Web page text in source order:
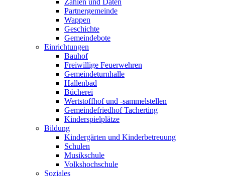
Zahlen und Daten
Partnergemeinde
Wappen
Geschichte
Gemeindebote
Einrichtungen
Bauhof
Freiwillige Feuerwehren
Gemeindeturnhalle
Hallenbad
Bücherei
Wertstoffhof und -sammelstellen
Gemeindefriedhof Tacherting
Kinderspielplätze
Bildung
Kindergärten und Kinderbetreuung
Schulen
Musikschule
Volkshochschule
Soziales